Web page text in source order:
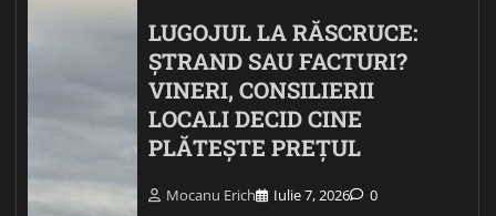
LUGOJUL LA RĂSCRUCE:
ȘTRAND SAU FACTURI?
VINERI, CONSILIERII
LOCALI DECID CINE
PLĂTEȘTE PREȚUL
Mocanu Erich Iulie 7, 2026 0